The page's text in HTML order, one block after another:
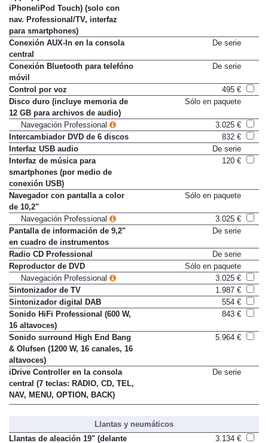
Apps (aplicaciones de
iPhone/iPod Touch) (solo con
nav. Professional/TV, interfaz
para smartphones)
Conexión AUX-In en la consola
central
Conexión Bluetooth para telefóno
móvil
Control por voz
495 €
Disco duro (incluye memoria de
12 GB para archivos de audio)
Navegación Professional
3.025 €
Intercambiador DVD de 6 discos
832 €
Interfaz USB audio
De serie
Interfaz de música para
smartphones (por medio de
conexión USB)
Navegador con pantalla a color
de 10,2"
Navegación Professional
3.025 €
Pantalla de información de 9,2"
en cuadro de instrumentos
Radio CD Professional
De serie
Reproductor de DVD
Sólo en paquete
Navegación Professional
3.025 €
Sintonizador de TV
1.987 €
Sintonizador digital DAB
554 €
Sonido HiFi Professional (600 W,
16 altavoces)
Sonido surround High End Bang
& Olufsen (1200 W, 16 canales, 16
altavoces)
iDrive Controller en la consola
central (7 teclas: RADIO, CD, TEL,
NAV, MENU, OPTION, BACK)
Llantas y neumáticos